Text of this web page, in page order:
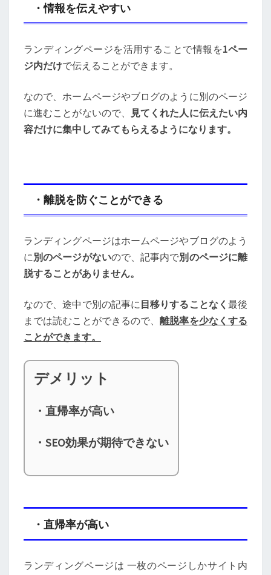
・情報を伝えやすい
ランディングページを活用することで情報を1ペー
ジ内だけで伝えることができます。
なので、ホームページやブログのように別のページ
に進むことがないので、
見てくれた人に伝えたい内
容だけに集中してみてもらえるようになります。
・離脱を防ぐことができる
ランディングページはホームページやブログのよう
に別のページがないので、記事内で別のページに離
脱することがありません。
なので、途中で別の記事に目移りすることなく 最後
までは読むことができるので、離脱率を少なくする
ことができます。
デメリット
・直帰率が高い
・SEO効果が期待できない
・直帰率が高い
ランディングページは 一枚のページしかサイト内